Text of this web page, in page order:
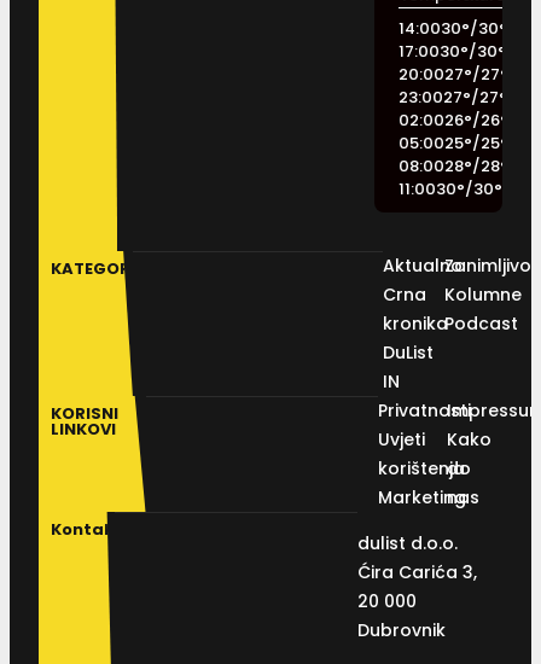
14:0030°/30°
17:0030°/30°
20:0027°/27°
23:0027°/27°
02:0026°/26°
05:0025°/25°
08:0028°/28°
11:0030°/30°
KATEGORIJE
Aktualno
Crna
kronika
DuList
IN
Kolumne
Podcast
KORISNI
LINKOVI
Privatnosti
Uvjeti
korištenja
Marketing
Kako
do
nas
Kontakt
dulist d.o.o.
Ćira Carića 3,
20 000
Dubrovnik